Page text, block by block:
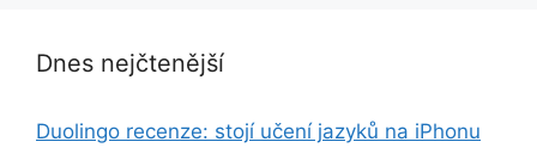
Dnes nejčtenější
Duolingo recenze: stojí učení jazyků na iPhonu